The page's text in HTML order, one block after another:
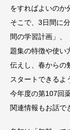
をすればよいのか
そこで、3日間に
間の学習計画」、
題集の特徴や使い
伝えし、春からの
スタートできるよ
今年度の第107回
関連情報もお話で